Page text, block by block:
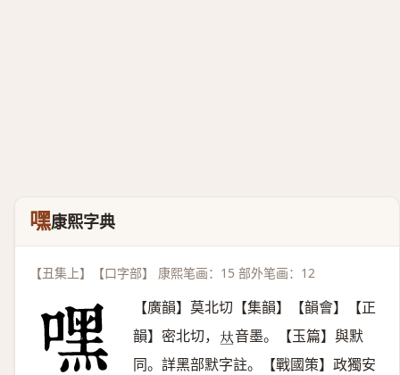
嘿康熙字典
【丑集上】【口字部】 康熙笔画：15 部外笔画：12
【廣韻】莫北切【集韻】【韻會】【正
韻】密北切， 𠀤音墨。【玉篇】與默
同。詳黑部默字註。【戰國策】政獨安